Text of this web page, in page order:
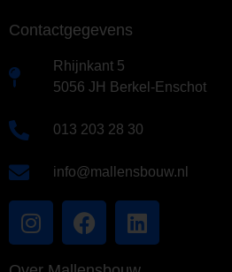
Contactgegevens
Rhijnkant 5
5056 JH Berkel-Enschot
013 203 28 30
info@mallensbouw.nl